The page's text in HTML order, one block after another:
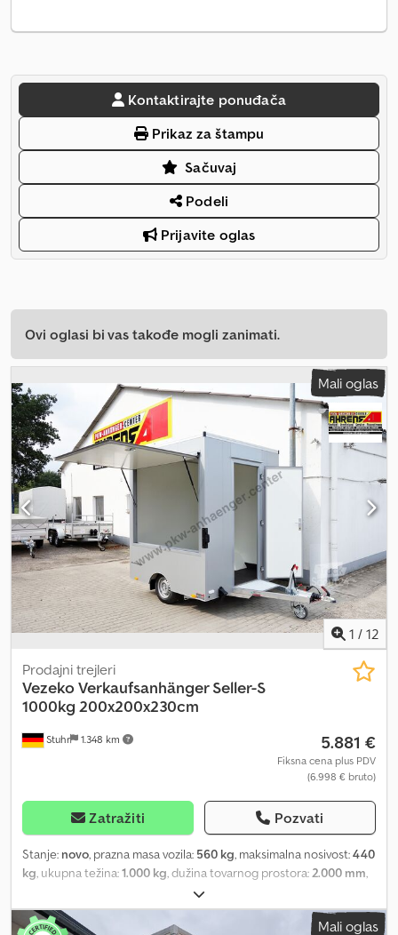
Kontaktirajte ponuđača
Prikaz za štampu
Sačuvaj
Podeli
Prijavite oglas
Ovi oglasi bi vas takođe mogli zanimati.
Mali oglas
1 / 12
Stuhr 1.348 km
Prodajni trejleri
VezekoVerkaufsanhänger Seller-S
1000kg 200x200x230cm
5.881 €
Fiksna cena plus PDV
(6.998 € bruto)
Zatražiti Pozvati
Stanje: novo, prazna masa vozila: 560 kg, maksimalna nosivost:440
kg , ukupna težina:1.000 kg , dužina tovarnog prostora: 2.000 mm
2.000 mm
2.300 mm, dimenzija gume:155r13c, Visokokvalitetna prodajna
prikolica za fast food ili robu. Cedpfx Ahspfcpfjuerf Naše prodajne
Mali oglas